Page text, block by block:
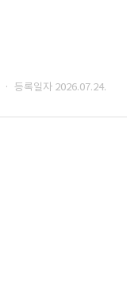
Xcode · 6년 이상
· 등록일자 2026.07.24.